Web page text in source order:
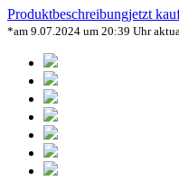
Produktbeschreibungjetzt
*am 9.07.2024 um 20:39 Uhr